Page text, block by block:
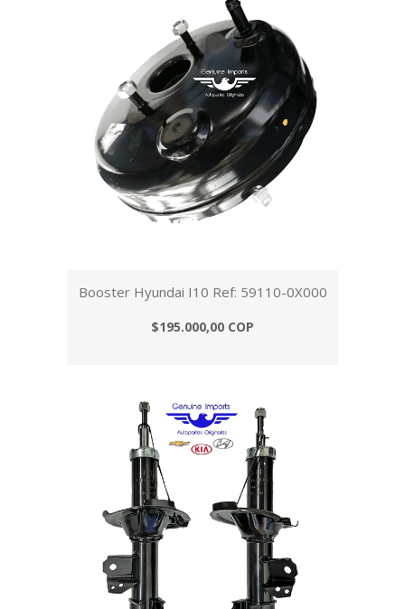
Booster Hyundai I10 Ref: 59110-0X000
$195.000,00 COP